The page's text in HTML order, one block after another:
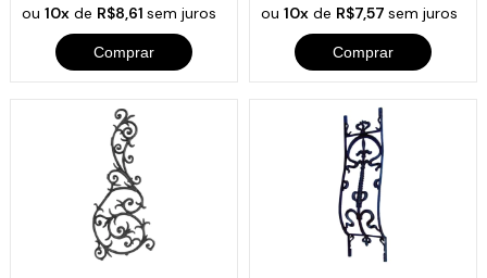
ou10x de R$8,61sem juros
Comprar
ou 10xde R$7,57 sem juros
Comprar